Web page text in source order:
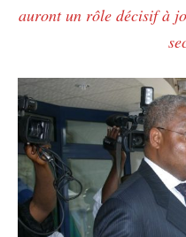
auront un rôle décisif à